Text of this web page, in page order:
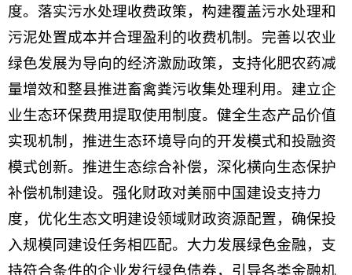
度。落实污水处理收费政策，构建覆盖污水处理和
污泥处置成本并合理盈利的收费机制。完善以农业
绿色发展为导向的经济激励政策，支持化肥农药减
量增效和整县推进畜禽粪污收集处理利用。建立企
业生态环保费用提取使用制度。健全生态产品价值
实现机制，推进生态环境导向的开发模式和投融资
模式创新。推进生态综合补偿，深化横向生态保护
补偿机制建设。强化财政对美丽中国建设支持力
度，优化生态文明建设领域财政资源配置，确保投
入规模同建设任务相匹配。大力发展绿色金融，支
持符合条件的企业发行绿色债券，引导各类金融机